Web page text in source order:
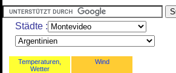
Städte :
Temperaturen,
Wetter
Wind